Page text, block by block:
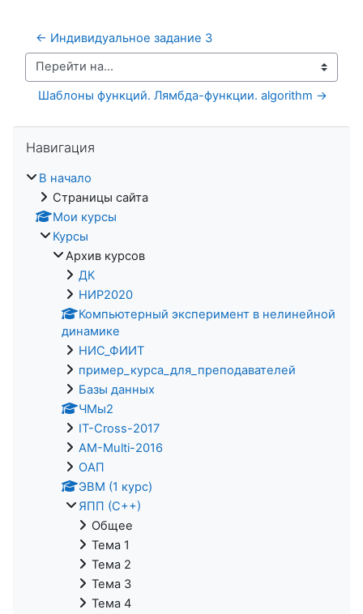
← Индивидуальное задание 3
Перейти на...
Шаблоны функций. Лямбда-функции. algorithm →
Навигация
В начало
Страницы сайта
Мои курсы
Курсы
Архив курсов
ДК
НИР2020
Компьютерный эксперимент в нелинейной
динамике
НИС_ФИИТ
пример_курса_для_преподавателей
Базы данных
ЧМы2
IT-Cross-2017
AM-Multi-2016
ОАП
ЭВМ (1 курс)
ЯПП (С++)
Общее
Тема 1
Тема 2
Тема 3
Тема 4